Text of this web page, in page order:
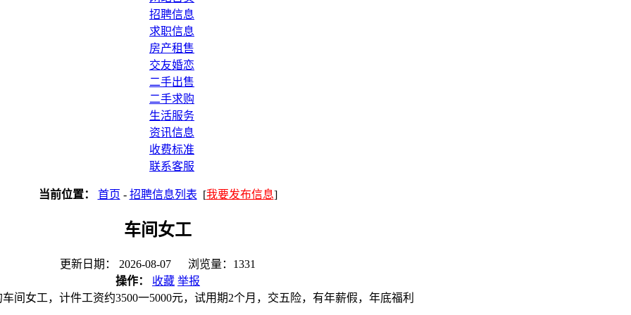
招聘信息
求职信息
房产租售
交友婚恋
二手出售
二手求购
生活服务
资讯信息
收费标准
联系客服
当前位置： 首页 - 招聘信息列表 [我要发布信息]
车间女工
更新日期： 2026-08-07 浏览量：1331
操作：
收藏 举报
间女工，计件工资约3500一5000元，试用期2个月，交五险，有年薪假，年底福利